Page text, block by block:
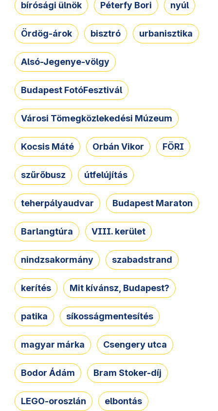
bírósági ülnök Péterfy Bori nyúl
Ördög-árok bisztró urbanisztika
Alsó-Jegenye-völgy
Budapest FotóFesztivál
Városi Tömegközlekedési Múzeum
Kocsis Máté Orbán Vikor FÖRI
szűrőbusz útfelújítás
teherpályaudvar Budapest Maraton
Barlangtúra VIII. kerület
nindzsakormány szabadstrand
kerítés Mit kívánsz, Budapest?
patika síkosságmentesítés
magyar márka Csengery utca
Bodor Ádám Bram Stoker-díj
LEGO-oroszlán elbontás